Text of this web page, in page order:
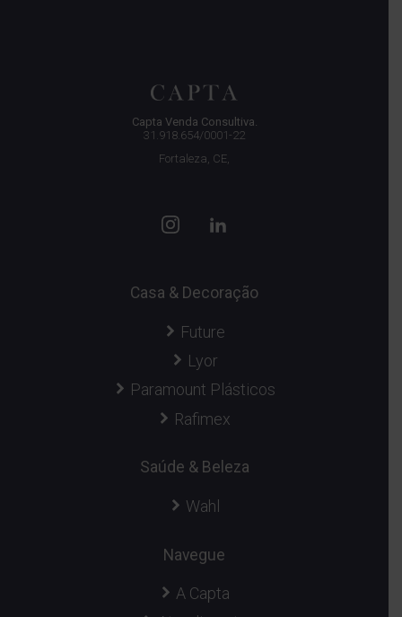
Capta Venda Consultiva.
31.918.654/0001-22
Fortaleza, CE,
Casa & Decoração
Future
Lyor
Paramount Plásticos
Rafimex
Saúde & Beleza
Wahl
Navegue
A Capta